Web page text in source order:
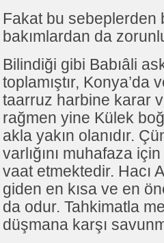
Fakat bu sebeplerden
bakımlardan da
Bilindiği gibi Babıâli
toplamıştır, Konya’da
taarruz harbine karar
rağmen yine Külek
akla yakın olanıdır.
varlığını muhafaza
vaat etmektedir. Hacı
giden en kısa ve en
da odur. Tahkimatla
düşmana karşı